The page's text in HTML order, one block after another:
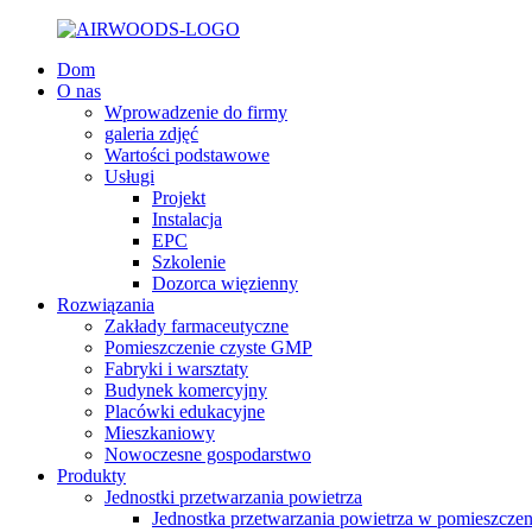
Dom
O nas
Wprowadzenie do firmy
galeria zdjęć
Wartości podstawowe
Usługi
Projekt
Instalacja
EPC
Szkolenie
Dozorca więzienny
Rozwiązania
Zakłady farmaceutyczne
Pomieszczenie czyste GMP
Fabryki i warsztaty
Budynek komercyjny
Placówki edukacyjne
Mieszkaniowy
Nowoczesne gospodarstwo
Produkty
Jednostki przetwarzania powietrza
Jednostka przetwarzania powietrza w